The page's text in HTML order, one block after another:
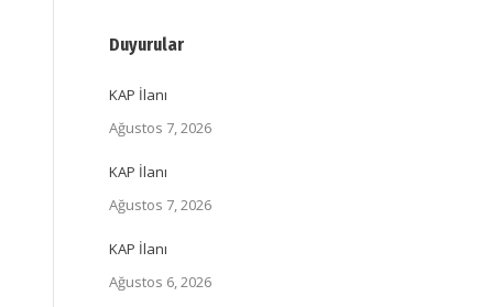
Duyurular
KAP İlanı
Ağustos 7, 2026
KAP İlanı
Ağustos 7, 2026
KAP İlanı
Ağustos 6, 2026